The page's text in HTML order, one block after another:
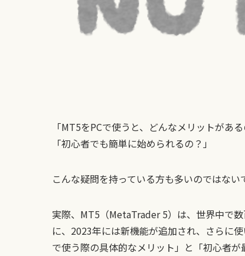
「MT5をPCで使うと、どんなメリットがある
「初心者でも簡単に始められるの？」
こんな疑問を持っている方も多いのではない
実際、MT5（MetaTrader 5）は、世界中で
に、2023年には新機能が追加され、さらに
で使う際の具体的なメリット」と「初心者